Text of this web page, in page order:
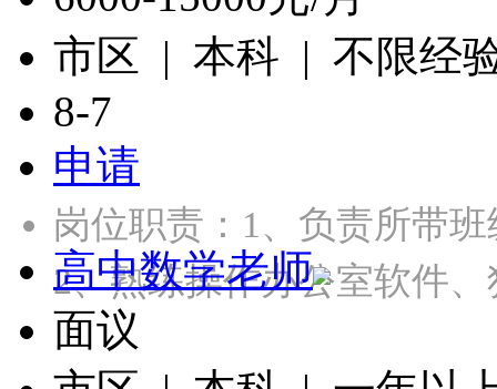
市区 | 本科 | 不限经
8-7
申请
岗位职责：1、负责所带
2、熟练操作办公室软件
高中数学老师
面议